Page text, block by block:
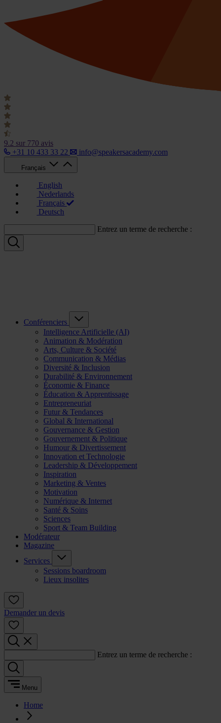
9.2 sur 770 avis
+31 10 433 33 22
info@speakersacademy.com
Français
English
Nederlands
Français
Deutsch
Entrez un terme de recherche :
Conférenciers
Intelligence Artificielle (AI)
Animation & Modération
Arts, Culture & Société
Communication & Médias
Diversité & Inclusion
Durabilité & Environnement
Économie & Finance
Éducation & Apprentissage
Entrepreneuriat
Futur & Tendances
Global & International
Gouvernance & Gestion
Gouvernement & Politique
Humour & Divertissement
Innovation et Technologie
Leadership & Développement
Inspiration
Marketing & Ventes
Motivation
Numérique & Internet
Santé & Soins
Sciences
Sport & Team Building
Modérateur
Magazine
Services
Sessions boardroom
Lieux insolites
Demander un devis
Entrez un terme de recherche :
Menu
Home